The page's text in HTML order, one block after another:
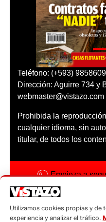
Teléfono: (+593)
Dirección: Aguirre 734 y
webmaster@vistazo.com
Prohibida la
cualquier idioma, sin
titular, de todos los
Empieza a
Código ética
Utilizamos cookies propias y de
experiencia y analizar el tráfico.